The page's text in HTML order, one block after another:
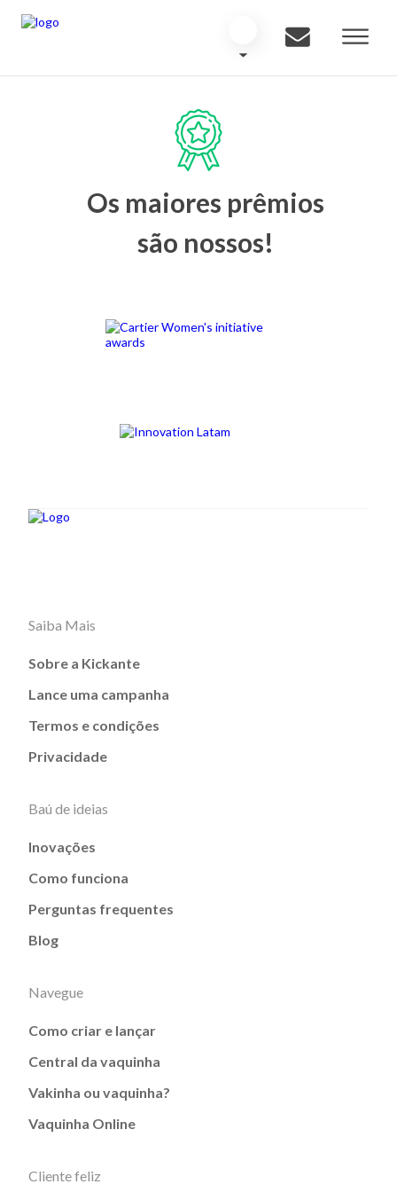
Os maiores prêmios
são nossos!
Saiba Mais
Sobre a Kickante
Lance uma campanha
Termos e condições
Privacidade
Baú de ideias
Inovações
Como funciona
Perguntas frequentes
Blog
Navegue
Como criar e lançar
Central da vaquinha
Vakinha ou vaquinha?
Vaquinha Online
Cliente feliz